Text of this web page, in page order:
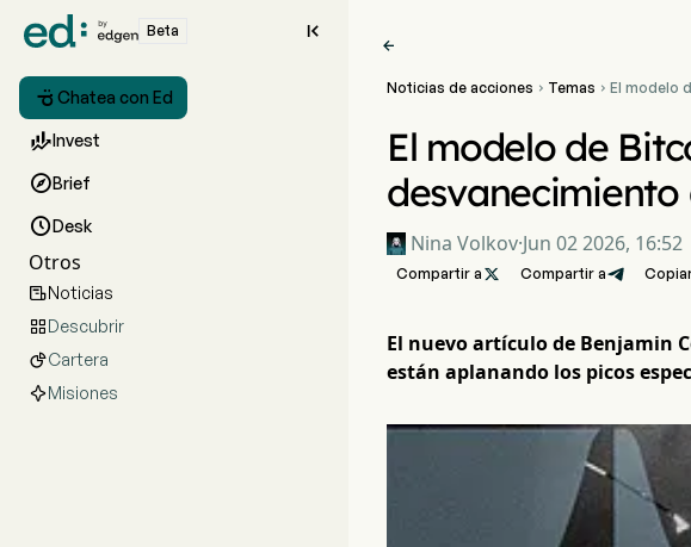
Beta 
 Chatea con Ed
Invest
Brief
Desk
Otros
Noticias
Descubrir
Cartera
Misiones

Noticias de acciones  Temas  El modelo
con una
El modelo de
desvanecimiento
Nina Volkov·Jun 02 2026, 16:52
Compartir a  Compartir a
El nuevo artículo de Benjamin
están aplanando los picos